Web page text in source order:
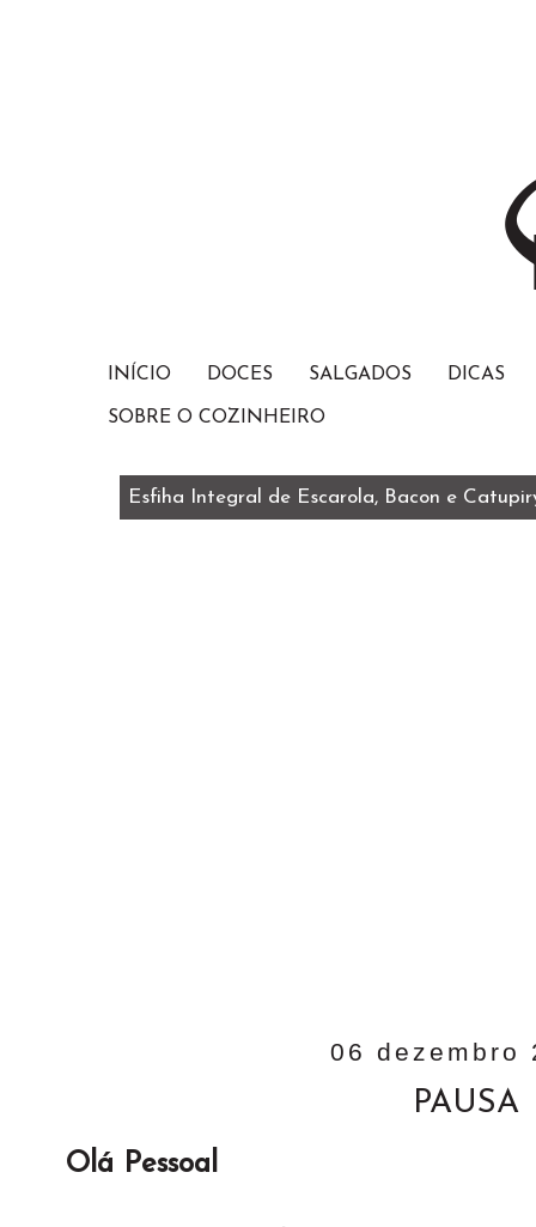
INÍCIO DOCES SALGADOS DICAS
SOBRE O COZINHEIRO
Esfiha Integral de Escarola, Bacon e
06 dezembro
PAUSA
Olá Pessoal